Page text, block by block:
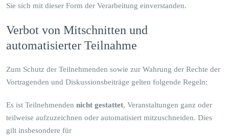
Sie sich mit dieser Form der Verarbeitung einverstanden.
Verbot von Mitschnitten und
automatisierter Teilnahme
Zum Schutz der Teilnehmenden sowie zur Wahrung der Rechte der
Vortragenden und Diskussionsbeiträge gelten folgende Regeln:
Es ist Teilnehmenden nicht gestattet, Veranstaltungen ganz oder
teilweise aufzuzeichnen oder automatisiert mitzuschneiden. Dies
gilt insbesondere für